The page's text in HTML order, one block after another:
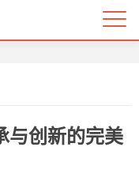
与创新的完美